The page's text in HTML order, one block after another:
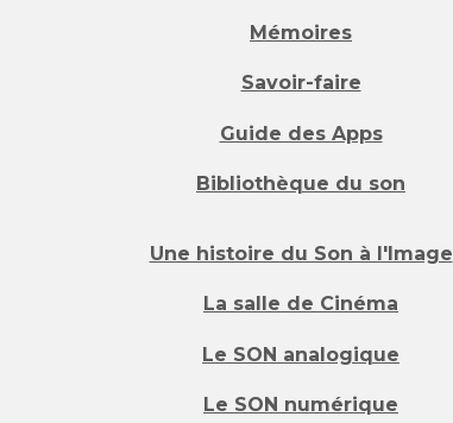
Mémoires
Savoir-faire
Guide des Apps
Bibliothèque du son
Une histoire du Son à l'Image
La salle de Cinéma
Le SON analogique
Le SON numérique